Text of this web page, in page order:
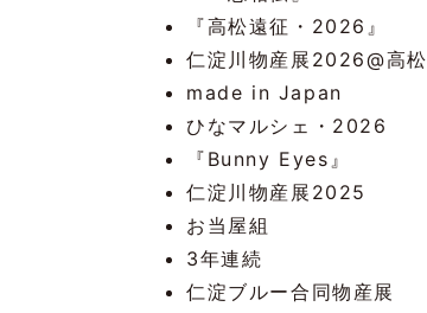
『高松遠征・2026』
仁淀川物産展2026@高松
made in Japan
ひなマルシェ・2026
『Bunny Eyes』
仁淀川物産展2025
お当屋組
3年連続
仁淀ブルー合同物産展